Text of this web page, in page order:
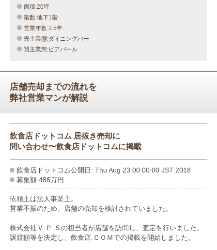
面積:20坪
階数:地下1階
営業年数:1.5年
売主業態:ダイニングバー
買主業態:ビアバール
店舗売却までの流れを
弊社営業マンが解説
飲食店ドットコム 居抜き売却に
問い合わせ〜飲食店ドットコムに掲載
飲食店ドットコム公開日: Thu Aug 23 00:00:00 JST 2018
募集額:486万円
依頼主は法人事業主。
営業不振のため、店舗の売却を検討されていました。
株式会社Ｖ.Ｐ.Ｓの担当者が店舗を訪問し、査定を行いました。
譲渡額等を決定し、飲食店.ＣＯＭでの掲載を開始しました。